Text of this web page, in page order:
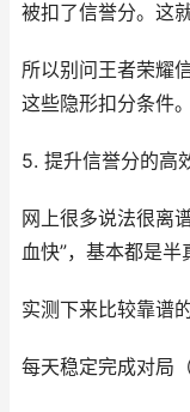
被扣了信誉分。这
所以别问王者荣耀
这些隐形扣分条件。
5. 提升信誉分的高
网上很多说法很离
血快”，基本都是半
实测下来比较靠谱
每天稳定完成对局